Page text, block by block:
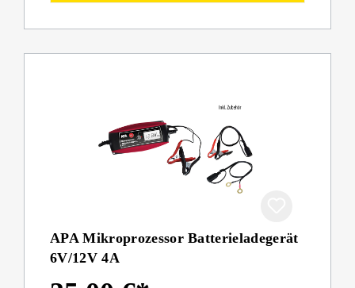
APA Mikroprozessor Batterieladegerät
6V/12V 4A